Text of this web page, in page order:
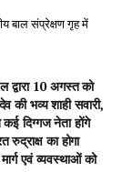
बाल संप्रेक्षण गृह में
द्वारा 10 अगस्त को
की भव्य शाही सवारी,
दिग्गज नेता होंगे
का होगा
एवं व्यवस्थाओं को